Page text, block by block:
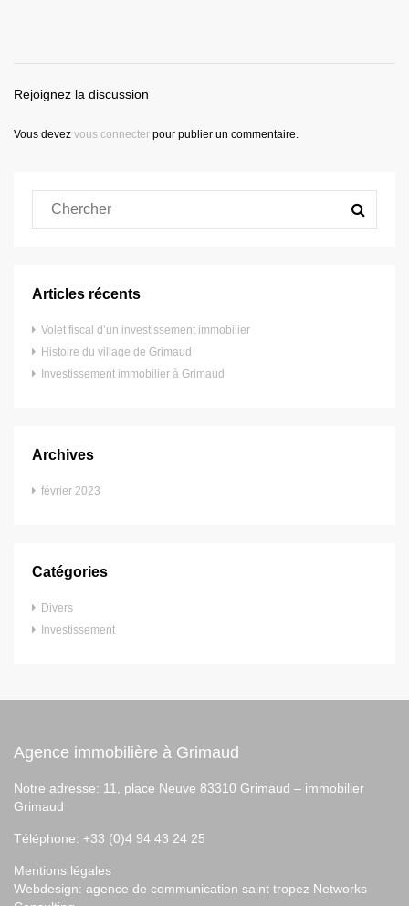
Rejoignez la discussion
Vous devez vous connecter pour publier un commentaire.
Articles récents
Volet fiscal d’un investissement immobilier
Histoire du village de Grimaud
Investissement immobilier à Grimaud
Archives
février 2023
Catégories
Divers
Investissement
Agence immobilière à Grimaud
Notre adresse: 11, place Neuve 83310 Grimaud – immobilier
Grimaud
Téléphone: +33 (0)4 94 43 24 25
Mentions légales
Webdesign: agence de communication saint tropez Networks